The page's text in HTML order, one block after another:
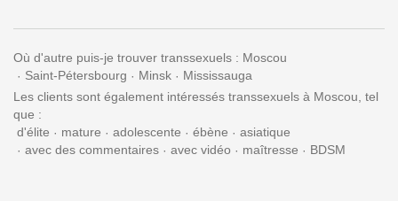
Où d'autre puis-je trouver transsexuels : Moscou
Saint-Pétersbourg
Minsk
Mississauga
Les clients sont également intéressés transsexuels à Moscou, tel
que :
d'élite
mature adolescente ébène
asiatique
avec des commentaires
avec vidéo maîtresse BDSM